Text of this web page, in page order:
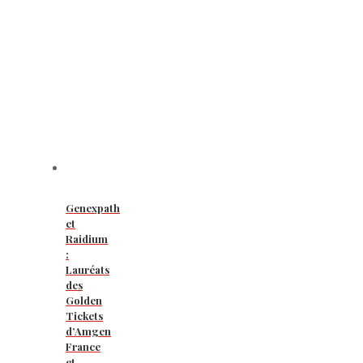
Genexpath
et
Raidium
:
Lauréats
des
Golden
Tickets
d’Amgen
France